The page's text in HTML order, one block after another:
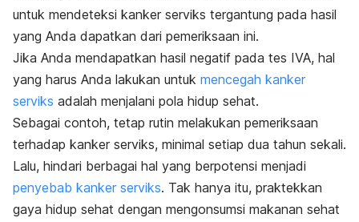
untuk mendeteksi kanker serviks tergantung pada hasil
yang Anda dapatkan dari pemeriksaan ini.
Jika Anda mendapatkan hasil negatif pada tes IVA, hal
yang harus Anda lakukan untuk mencegah kanker
serviks adalah menjalani pola hidup sehat.
Sebagai contoh, tetap rutin melakukan pemeriksaan
terhadap kanker serviks, minimal setiap dua tahun sekali.
Lalu, hindari berbagai hal yang berpotensi menjadi
penyebab kanker serviks. Tak hanya itu, praktekkan
gaya hidup sehat dengan mengonsumsi makanan sehat